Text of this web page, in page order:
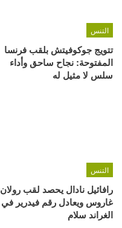
التنس
تتويج جوكوفيتش بلقب فرنسا
المفتوحة: نجاح ساحق وأداء
سلس لا مثيل له
التنس
رافائيل نادال يحصد لقب رولان
غاروس ويعادل رقم فيدرير في
الغراند سلام